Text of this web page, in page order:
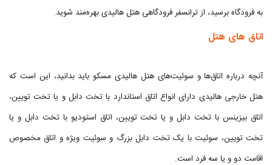
به فرودگاه برسید، از ترانسفر فرودگاهی هتل هالیدی بهره‌مند شوید.
اتاق های هتل
آنچه درباره اتاق‌ها و سوئیت‌های هتل هالیدی مسکو باید بدانید، این است که
هتل خارجی هالیدی دارای انواع اتاق‌ استاندارد با تخت دابل و یا تخت تویین،
اتاق بیزینس با تخت دابل و یا تخت تویین، اتاق‌ استودیو با تخت دابل و یا
تخت تویین، سوئیت با یک تخت دابل بزرگ و سوئیت ویژه و اتاق‌ مخصوص
اقامت دو و یا سه فرد است.